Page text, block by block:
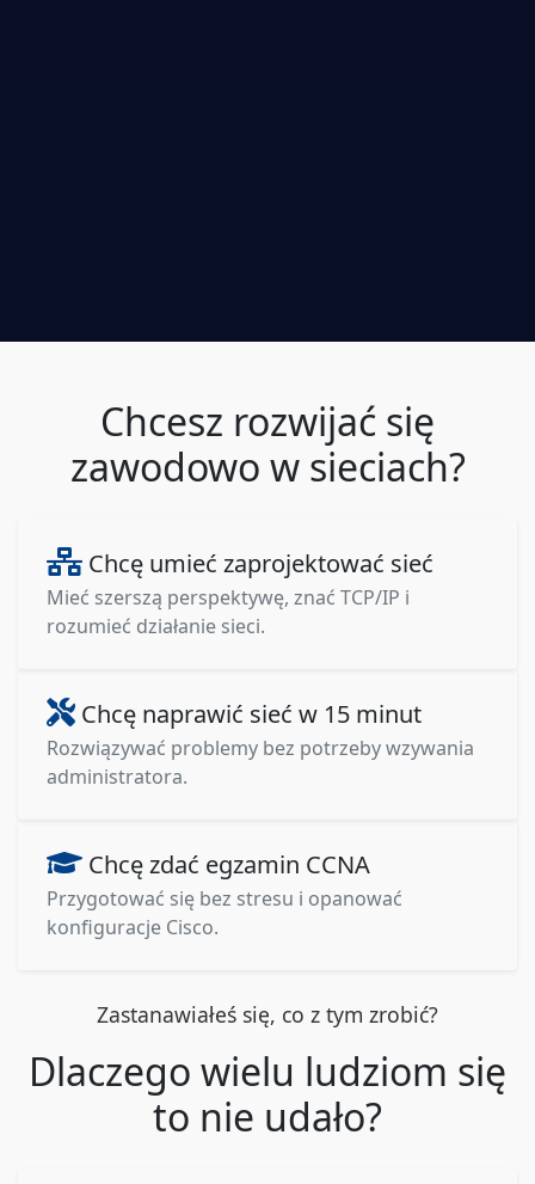
Chcesz rozwijać się
zawodowo w sieciach?
Chcę umieć zaprojektować sieć
Mieć szerszą perspektywę, znać TCP/IP i
rozumieć działanie sieci.
Chcę naprawić sieć w 15 minut
Rozwiązywać problemy bez potrzeby wzywania
administratora.
Chcę zdać egzamin CCNA
Przygotować się bez stresu i opanować
konfiguracje Cisco.
Zastanawiałeś się, co z tym zrobić?
Dlaczego wielu ludziom się
to nie udało?